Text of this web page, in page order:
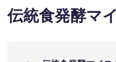
伝統食発酵マ